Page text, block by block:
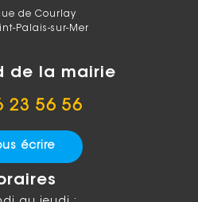
de Courlay
Palais-sur-Mer
de la mairie
23 56 56
écrire